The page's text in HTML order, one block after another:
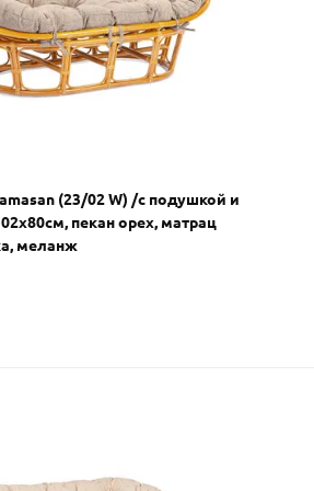
(23/02 W) /с подушкой и
пекан орех, матрац
меланж